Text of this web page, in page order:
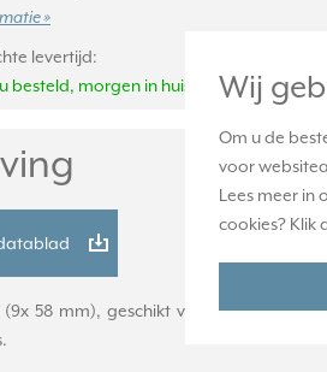
Wij
Om u de
voor
Lees meer in
cookies? Klik
»
levertijd:
besteld, morgen in huis*
58 mm), geschikt voor schakelaars